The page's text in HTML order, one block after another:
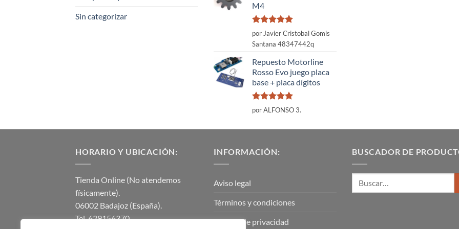
Sin categorizar
M4
Valorado
con
por Javier Cristobal Gomis
Santana 48347442q
Repuesto Motorline
Rosso Evo juego placa
base + placa dígitos
Valorado
con
por ALFONSO 3.
HORARIO Y UBICACIÓN:
Tienda Online (No atendemos
físicamente).
06002 Badajoz (España).
Tel. 629156370.
INFORMACIÓN:
Aviso legal
Términos y condiciones
Política de privacidad
BUSCADOR DE